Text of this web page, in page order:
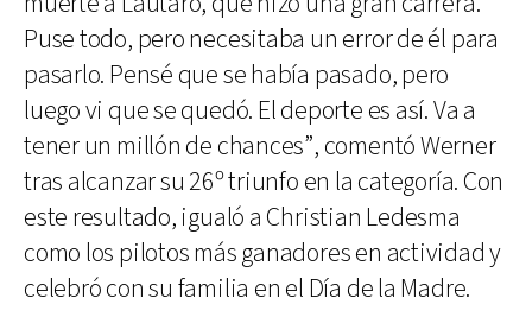
Puse todo, pero necesitaba un error de él para
pasarlo. Pensé que se había pasado, pero
luego vi que se quedó. El deporte es así. Va a
tener un millón de chances”, comentó Werner
tras alcanzar su 26º triunfo en la categoría. Con
este resultado, igualó a Christian Ledesma
como los pilotos más ganadores en actividad y
celebró con su familia en el Día de la Madre.